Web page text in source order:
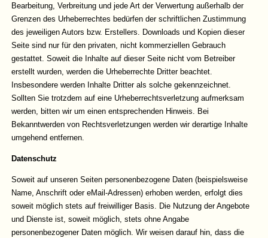
Bearbeitung, Verbreitung und jede Art der Verwertung außerhalb der
Grenzen des Urheberrechtes bedürfen der schriftlichen Zustimmung
des jeweiligen Autors bzw. Erstellers. Downloads und Kopien dieser
Seite sind nur für den privaten, nicht kommerziellen Gebrauch
gestattet. Soweit die Inhalte auf dieser Seite nicht vom Betreiber
erstellt wurden, werden die Urheberrechte Dritter beachtet.
Insbesondere werden Inhalte Dritter als solche gekennzeichnet.
Sollten Sie trotzdem auf eine Urheberrechtsverletzung aufmerksam
werden, bitten wir um einen entsprechenden Hinweis. Bei
Bekanntwerden von Rechtsverletzungen werden wir derartige Inhalte
umgehend entfernen.
Datenschutz
Soweit auf unseren Seiten personenbezogene Daten (beispielsweise
Name, Anschrift oder eMail-Adressen) erhoben werden, erfolgt dies
soweit möglich stets auf freiwilliger Basis. Die Nutzung der Angebote
und Dienste ist, soweit möglich, stets ohne Angabe
personenbezogener Daten möglich. Wir weisen darauf hin, dass die